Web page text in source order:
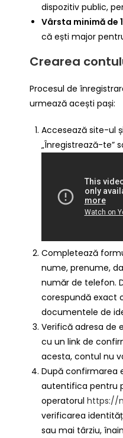
dispozitiv public,
Vârsta minimă de
că ești major
Crearea
Procesul de
urmează acești pași:
Accesează site-ul
„Înregistrează-te”
Completează
nume, prenume,
număr de telefon.
corespundă exact
documentele de
Verifică adresa de
cu un link de
acesta, contul nu
După confirmarea
autentifica pentru
operatorul https://
verificarea
sau mai târziu,